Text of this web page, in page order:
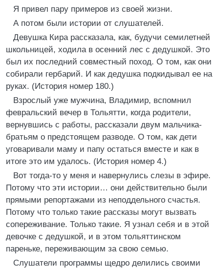
Я привел пару примеров из своей жизни.
А потом были истории от слушателей.
Девушка Кира рассказала, как, будучи семилетней
школьницей, ходила в осенний лес с дедушкой. Это
был их последний совместный поход. О том, как они
собирали гербарий. И как дедушка подкидывал ее на
руках. (История номер 180.)
Взрослый уже мужчина, Владимир, вспомнил
февральский вечер в Тольятти, когда родители,
вернувшись с работы, рассказали двум мальчика-
братьям о предстоящем разводе. О том, как дети
уговаривали маму и папу остаться вместе и как в
итоге это им удалось. (История номер 4.)
Вот тогда-то у меня и навернулись слезы в эфире.
Потому что эти истории… они действительно были
прямыми репортажами из неподдельного счастья.
Потому что только такие рассказы могут вызвать
сопереживание. Только такие. Я узнал себя и в этой
девочке с дедушкой, и в этом тольяттинском
пареньке, переживающим за свою семью.
Слушатели программы щедро делились своими